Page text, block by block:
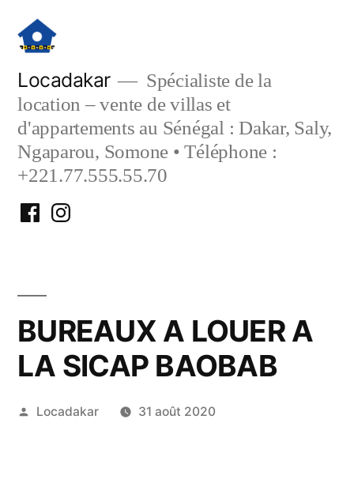
contenu
Locadakar
Spécialiste de la
location – vente de villas et
d'appartements au Sénégal : Dakar, Saly,
Ngaparou, Somone • Téléphone :
+221.77.555.55.70
FacebookInstagram
BUREAUX A LOUER A
LA SICAP BAOBAB
Publié
Locadakar 31 août 2020